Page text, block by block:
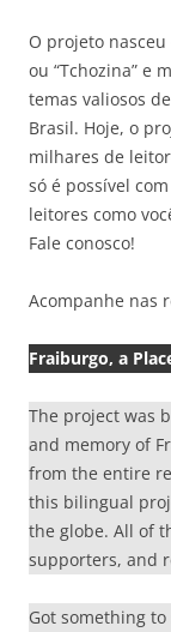
O projeto
ou “Tchozina” e
temas valiosos
Brasil. Hoje, o
milhares de
só é possível
leitores como
Fale conosco!
Acompanhe nas
Fraiburgo, a
The project was
and memory of
from the entire
this bilingual
the globe. All of
supporters, and
Got something